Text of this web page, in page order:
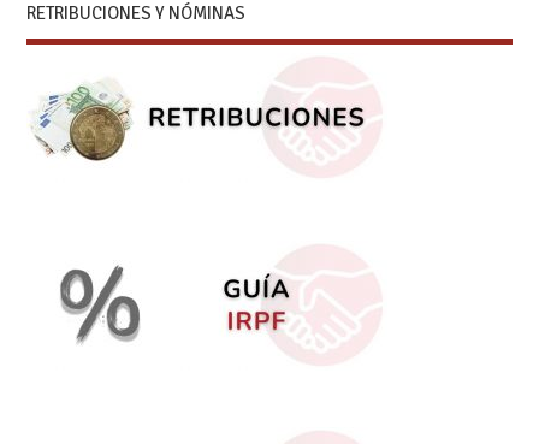
RETRIBUCIONES Y NÓMINAS